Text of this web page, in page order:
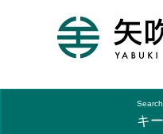
キ